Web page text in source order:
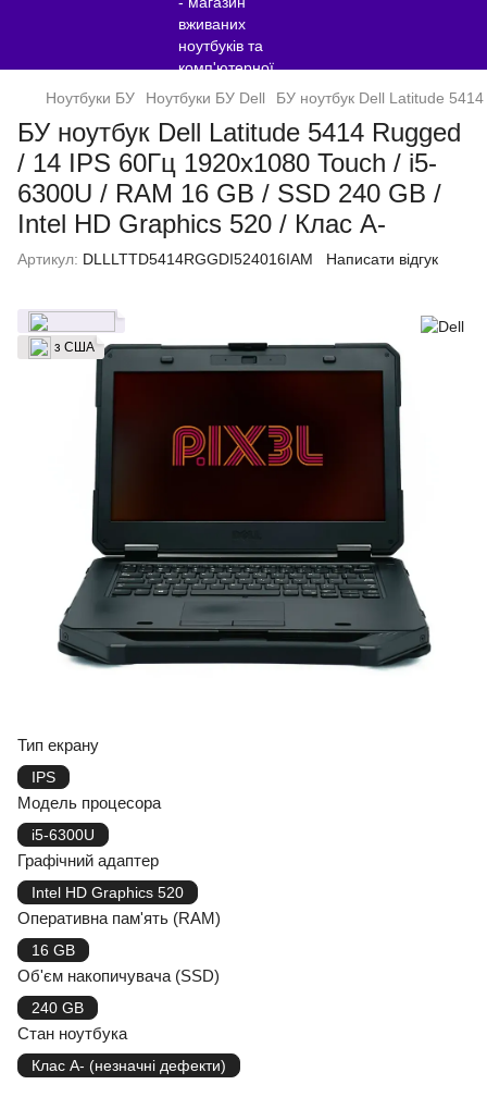
Ноутбуки БУ Ноутбуки БУ Dell БУ ноутбук Dell Latitude
БУ ноутбук Dell Latitude 5414 Rugged
/ 14 IPS 60Гц 1920x1080 Touch / i5-
6300U / RAM 16 GB / SSD 240 GB /
Intel HD Graphics 520 / Клас A-
Артикул: DLLLTTD5414RGGDI524016IAM Написати відгук
з США
Тип екрану
IPS
Модель процесора
i5-6300U
Графічний адаптер
Intel HD Graphics 520
Оперативна пам'ять (RAM)
16 GB
Об'єм накопичувача (SSD)
240 GB
Стан ноутбука
Клас A- (незначні дефекти)